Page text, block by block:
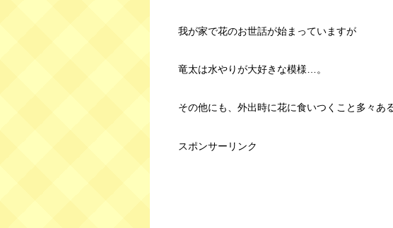
我が家で花のお世話が始まっていますが
竜太は水やりが大好きな模様…。
その他にも、外出時に花に食いつくこと多々あ
スポンサーリンク